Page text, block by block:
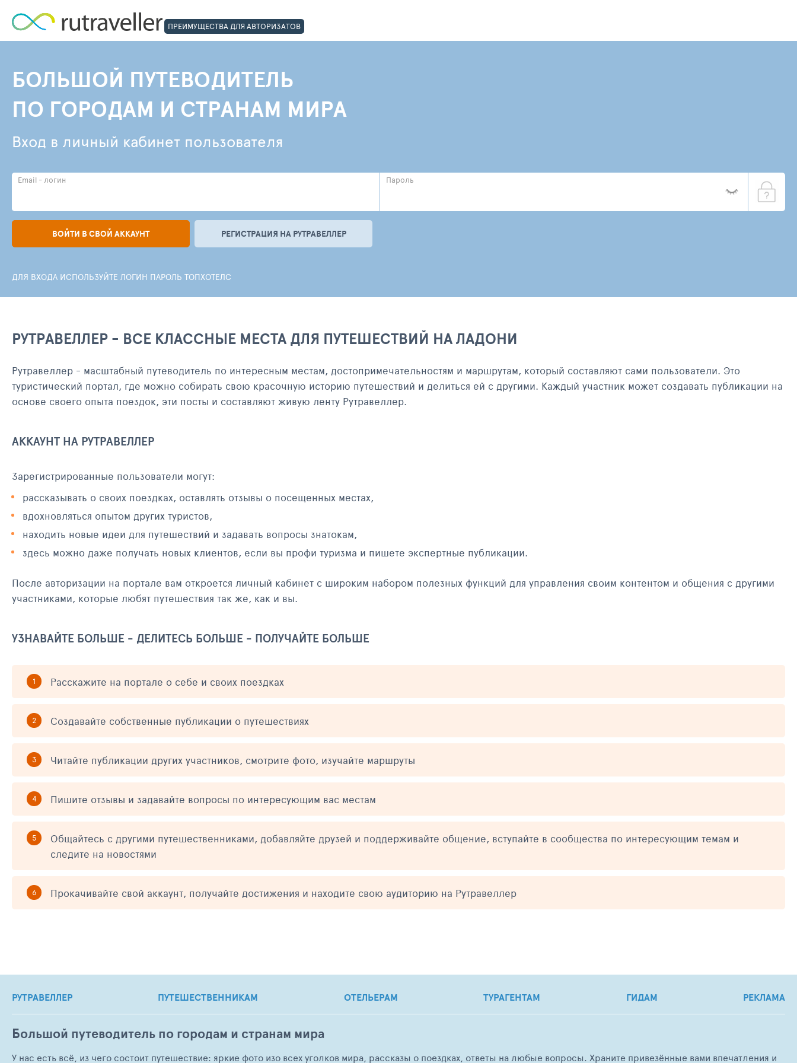
ПРЕИМУЩЕСТВА ДЛЯ АВТОРИЗАТОВ
БОЛЬШОЙ ПУТЕВОДИТЕЛЬ
ПО ГОРОДАМ И СТРАНАМ МИРА
Вход в личный кабинет пользователя
Email - логин Пароль
ВОЙТИ В СВОЙ АККАУНТ РЕГИСТРАЦИЯ НА РУТРАВЕЛЛЕР
ДЛЯ ВХОДА ИСПОЛЬЗУЙТЕ ЛОГИН ПАРОЛЬ ТОПХОТЕЛС
РУТРАВЕЛЛЕР - ВСЕ КЛАССНЫЕ МЕСТА ДЛЯ ПУТЕШЕСТВИЙ НА ЛАДОНИ
Рутравеллер - масштабный путеводитель по интересным местам, достопримечательностям и маршрутам, который составляют сами пользователи. Это
туристический портал, где можно собирать свою красочную историю путешествий и делиться ей с другими. Каждый участник может создавать публикации на
основе своего опыта поездок, эти посты и составляют живую ленту Рутравеллер.
АККАУНТ НА РУТРАВЕЛЛЕР
Зарегистрированные пользователи могут:
рассказывать о своих поездках, оставлять отзывы о посещенных местах,
вдохновляться опытом других туристов,
находить новые идеи для путешествий и задавать вопросы знатокам,
здесь можно даже получать новых клиентов, если вы профи туризма и пишете экспертные публикации.
После авторизации на портале вам откроется личный кабинет с широким набором полезных функций для управления своим контентом и общения с другими
участниками, которые любят путешествия так же, как и вы.
УЗНАВАЙТЕ БОЛЬШЕ - ДЕЛИТЕСЬ БОЛЬШЕ - ПОЛУЧАЙТЕ БОЛЬШЕ
Расскажите на портале о себе и своих поездках
Создавайте собственные публикации о путешествиях
Читайте публикации других участников, смотрите фото, изучайте маршруты
Пишите отзывы и задавайте вопросы по интересующим вас местам
Общайтесь с другими путешественниками, добавляйте друзей и поддерживайте общение, вступайте в сообщества по интересующим темам и
следите на новостями
Прокачивайте свой аккаунт, получайте достижения и находите свою аудиторию на Рутравеллер
РУТРАВЕЛЛЕР ПУТЕШЕСТВЕННИКАМ ОТЕЛЬЕРАМ ТУРАГЕНТАМ ГИДАМ РЕКЛАМА
Большой путеводитель по городам и странам мира
У нас есть всё, из чего состоит путешествие: яркие фото изо всех уголков мира, рассказы о поездках, ответы на любые вопросы. Храните привезённые вами впечатления и